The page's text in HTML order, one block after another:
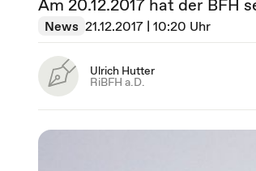
Am 20.12.2017 hat der BFH
News 21.12.2017 | 10:20 Uhr
Ulrich Hutter
RiBFH a.D.